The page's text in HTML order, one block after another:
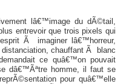
lâ€™image du dÃ©tail,
entrevoir que trois pixels qui
Ã imaginer lâ€™horreur,
chauffant Ã blanc
ce quâ€™on pouvait
dâ€™Ãªtre homme, il faut se
pour quâ€™elle